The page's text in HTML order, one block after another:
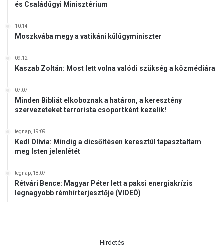
és Családügyi Minisztérium
10:14
Moszkvába megy a vatikáni külügyminiszter
09:12
Kaszab Zoltán: Most lett volna valódi szükség a közmédiára
07:07
Minden Bibliát elkoboznak a határon, a keresztény
szervezeteket terrorista csoportként kezelik!
tegnap, 19:09
Kedl Olívia: Mindig a dicsőítésen keresztül tapasztaltam
meg Isten jelenlétét
tegnap, 18:07
Rétvári Bence: Magyar Péter lett a paksi energiakrízis
legnagyobb rémhírterjesztője (VIDEÓ)
Hirdetés